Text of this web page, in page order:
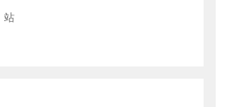
站